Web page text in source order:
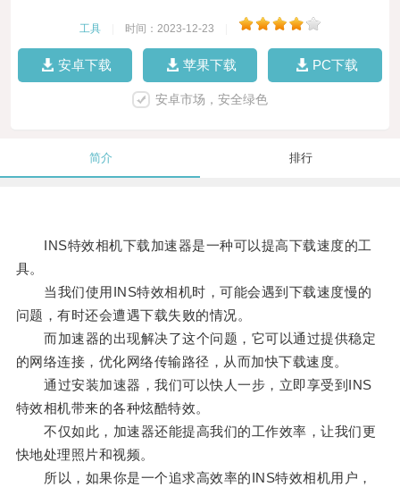
工具 时间：2023-12-23
安卓下载 苹果下载 PC下载
安卓市场，安全绿色
简介 排行
INS特效相机下载加速器是一种可以提高下载速度的工
具。
当我们使用INS特效相机时，可能会遇到下载速度慢的
问题，有时还会遭遇下载失败的情况。
而加速器的出现解决了这个问题，它可以通过提供稳定
的网络连接，优化网络传输路径，从而加快下载速度。
通过安装加速器，我们可以快人一步，立即享受到INS
特效相机带来的各种炫酷特效。
不仅如此，加速器还能提高我们的工作效率，让我们更
快地处理照片和视频。
所以，如果你是一个追求高效率的INS特效相机用户，